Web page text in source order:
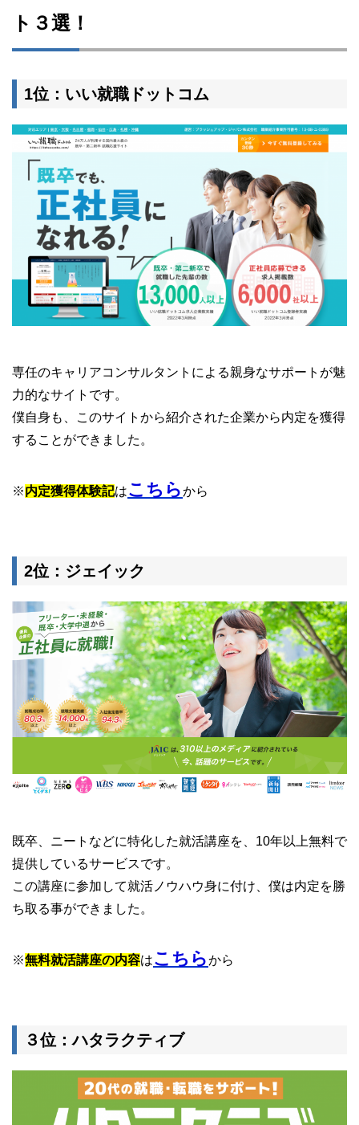
ト３選！
1位：いい就職ドットコム
専任のキャリアコンサルタントによる親身なサポートが魅
力的なサイトです。
僕自身も、このサイトから紹介された企業から内定を獲得
することができました。
※内定獲得体験記はこちらから
2位：ジェイック
既卒、ニートなどに特化した就活講座を、10年以上無料で
提供しているサービスです。
この講座に参加して就活ノウハウ身に付け、僕は内定を勝
ち取る事ができました。
※無料就活講座の内容はこちらから
３位：ハタラクティブ